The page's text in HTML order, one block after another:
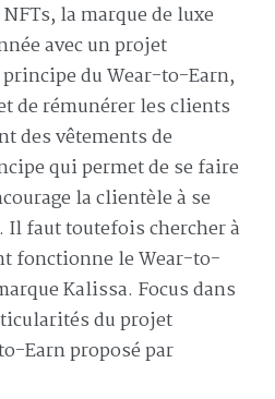
la marque de luxe
avec un projet
du Wear-to-Earn,
de rémunérer les clients
des vêtements de
qui permet de se faire
la clientèle à se
Il faut toutefois chercher à
fonctionne le Wear-to-
Kalissa. Focus dans
du projet
Earn proposé par